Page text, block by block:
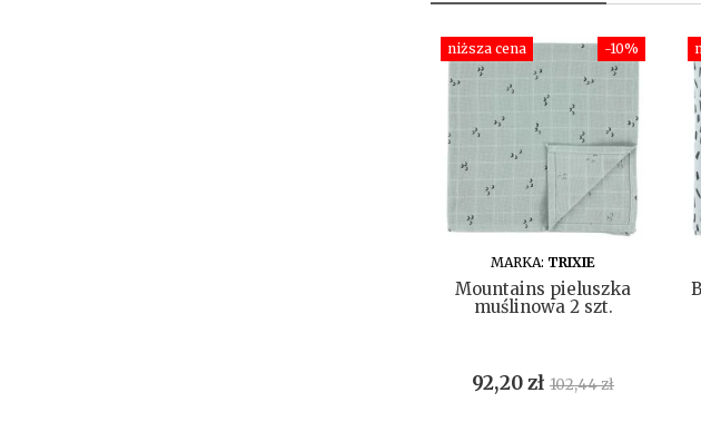
-10%
niższa cena
DO KOSZYKA
MARKA: TRIXIE
Mountains pieluszka
muślinowa 2 szt.
Cena
92,20 zł Cena
102,44 zł